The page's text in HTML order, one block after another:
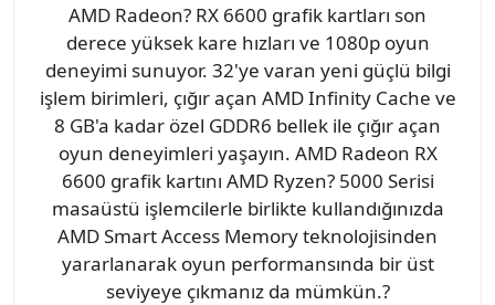
AMD Radeon? RX 6600 grafik kartları son
derece yüksek kare hızları ve 1080p oyun
deneyimi sunuyor. 32'ye varan yeni güçlü bilgi
işlem birimleri, çığır açan AMD Infinity Cache ve
8 GB'a kadar özel GDDR6 bellek ile çığır açan
oyun deneyimleri yaşayın. AMD Radeon RX
6600 grafik kartını AMD Ryzen? 5000 Serisi
masaüstü işlemcilerle birlikte kullandığınızda
AMD Smart Access Memory teknolojisinden
yararlanarak oyun performansında bir üst
seviyeye çıkmanız da mümkün.?